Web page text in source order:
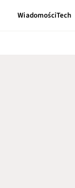
WiadomościTech